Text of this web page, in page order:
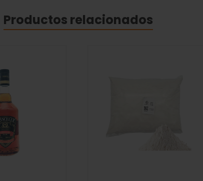
Productos relacionados